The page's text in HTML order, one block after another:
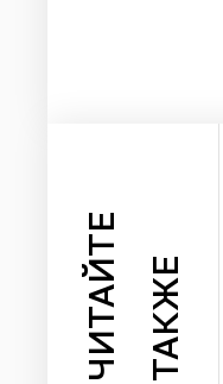
ЧИТАЙТЕ ТАКЖЕ